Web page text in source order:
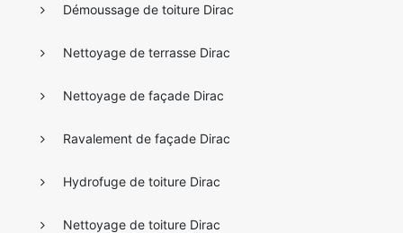
Démoussage de toiture Dirac
Nettoyage de terrasse Dirac
Nettoyage de façade Dirac
Ravalement de façade Dirac
Hydrofuge de toiture Dirac
Nettoyage de toiture Dirac